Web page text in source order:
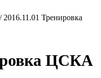
/ 2016.11.01 Тренировка
ЦСКА